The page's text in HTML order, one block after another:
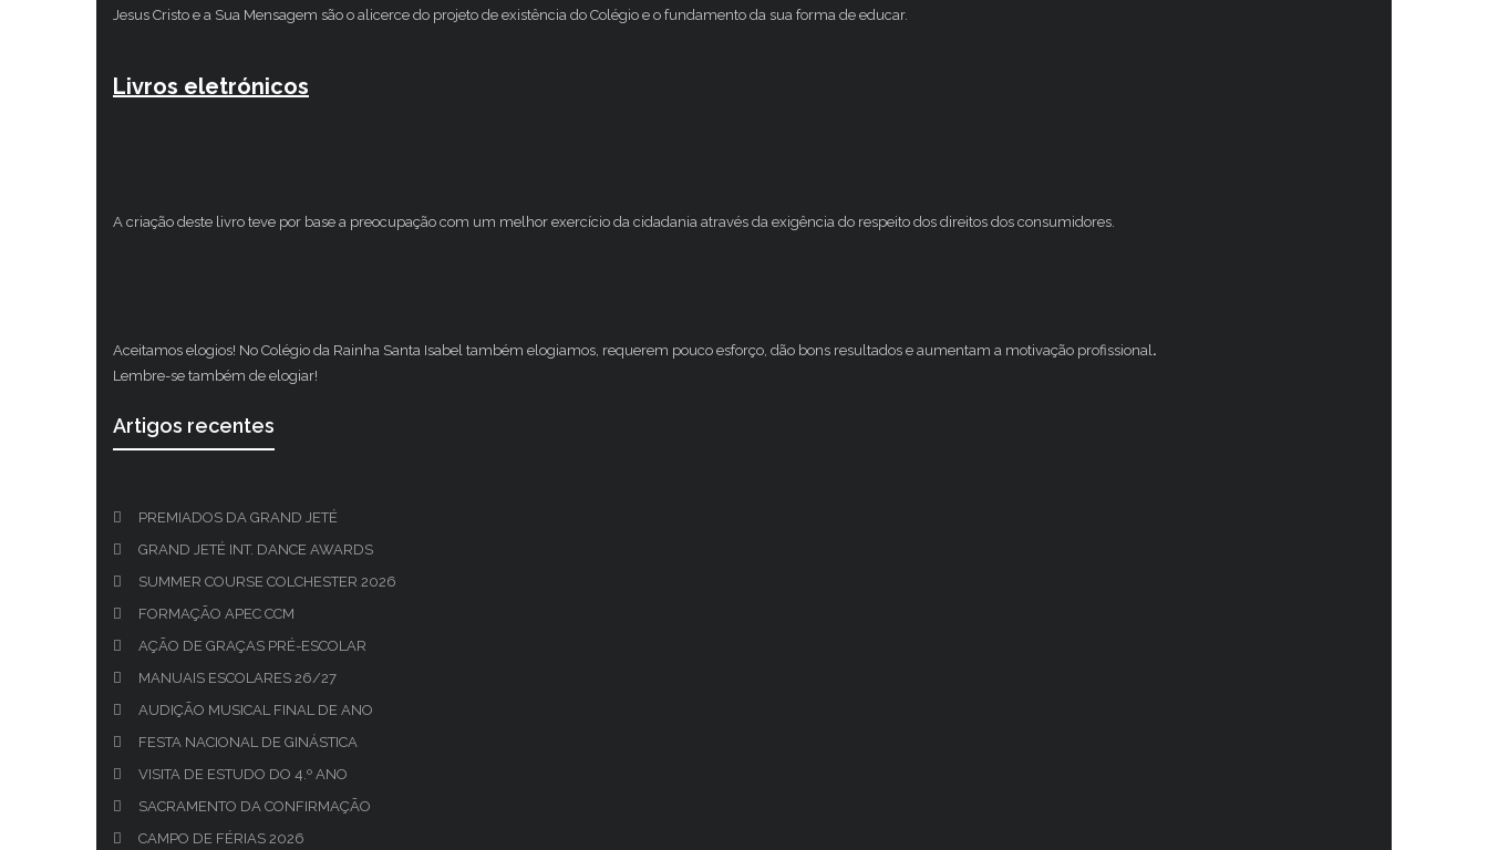
Jesus Cristo e a Sua Mensagem são o alicerce do projeto de existência do Colégio e o fundamento da sua forma de educar.
Livros eletrónicos
A criação deste livro teve por base a preocupação com um melhor exercício da cidadania através da exigência do respeito dos direitos dos consumidores.
Aceitamos elogios! No Colégio da Rainha Santa Isabel também elogiamos, requerem pouco esforço, dão bons resultados e aumentam a motivação profissional.
Lembre-se também de elogiar!
Artigos recentes
PREMIADOS DA GRAND JETÉ
GRAND JETÉ INT. DANCE AWARDS
SUMMER COURSE COLCHESTER 2026
FORMAÇÃO APEC CCM
AÇÃO DE GRAÇAS PRÉ-ESCOLAR
MANUAIS ESCOLARES 26/27
AUDIÇÃO MUSICAL FINAL DE ANO
FESTA NACIONAL DE GINÁSTICA
VISITA DE ESTUDO DO 4.º ANO
SACRAMENTO DA CONFIRMAÇÃO
CAMPO DE FÉRIAS 2026